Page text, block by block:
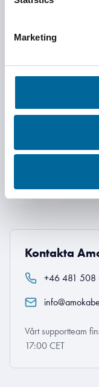
Marketing
Har
om
Vårt team är redo
Kontakta
+46 481 508
Vårt supportteam
17:00 CET